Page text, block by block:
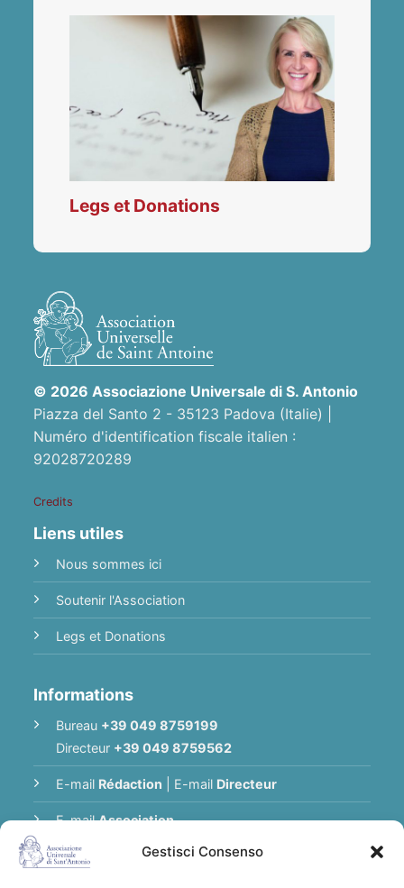
Gestisci Consenso
Legs et Donations
© 2026 Associazione Universale di S. Antonio
Piazza del Santo 2 - 35123 Padova (Italie) |
Numéro d'identification fiscale italien :
92028720289
Credits
Liens utiles
Nous sommes ici
Soutenir l'Association
Legs et Donations
Informations
Bureau +39 049 8759199
Directeur +39 049 8759562
E-mail Rédaction E-mail Directeur
E-mailAssociation
Politique de Confidentialité